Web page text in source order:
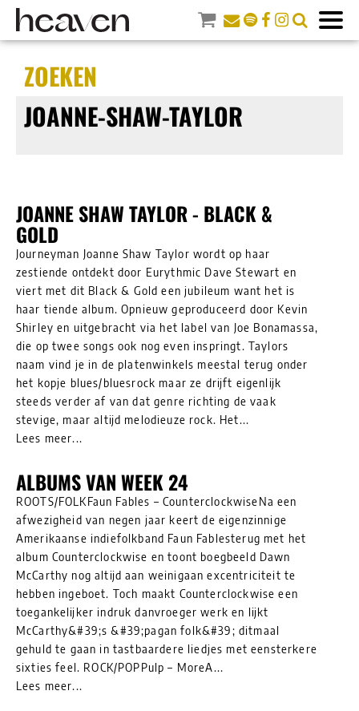
ZOEKEN
JOANNE-SHAW-TAYLOR
JOANNE SHAW TAYLOR - BLACK &
GOLD
Journeyman Joanne Shaw Taylor wordt op haar
zestiende ontdekt door Eurythmic Dave Stewart en
viert met dit Black & Gold een jubileum want het is
haar tiende album. Opnieuw geproduceerd door Kevin
Shirley en uitgebracht via het label van Joe Bonamassa,
die op twee songs ook nog even inspringt. Taylors
naam vind je in de platenwinkels meestal terug onder
het kopje blues/bluesrock maar ze drijft eigenlijk
steeds verder af van dat genre richting de vaak
stevige, maar altijd melodieuze rock. Het...
Lees meer...
ALBUMS VAN WEEK 24
ROOTS/FOLKFaun Fables – CounterclockwiseNa een
afwezigheid van negen jaar keert de eigenzinnige
Amerikaanse indiefolkband Faun Fablesterug met het
album Counterclockwise en toont boegbeeld Dawn
McCarthy nog altijd aan weinigaan excentriciteit te
hebben ingeboet. Toch maakt Counterclockwise een
toegankelijker indruk danvroeger werk en lijkt
McCarthy&#39;s &#39;pagan folk&#39; ditmaal
gehuld te gaan in tastbaardere liedjes met eensterkere
sixties feel. ROCK/POPPulp – MoreA...
Lees meer...